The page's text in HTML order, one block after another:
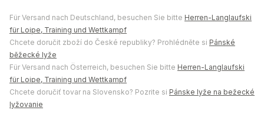
Für Versand nach Deutschland, besuchen Sie bitte Herren-Langlaufski
für Loipe, Training und Wettkampf
Chcete doručit zboží do České republiky? Prohlédněte si Pánské
běžecké lyže
Für Versand nach Österreich, besuchen Sie bitte Herren-Langlaufski
für Loipe, Training und Wettkampf
Chcete doručiť tovar na Slovensko? Pozrite si Pánske lyže na bežecké
lyžovanie